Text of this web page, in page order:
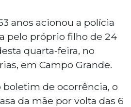
anos acionou a polícia
pelo próprio filho de 24
quarta-feira, no
em Campo Grande.
boletim de ocorrência, o
da mãe por volta das 6